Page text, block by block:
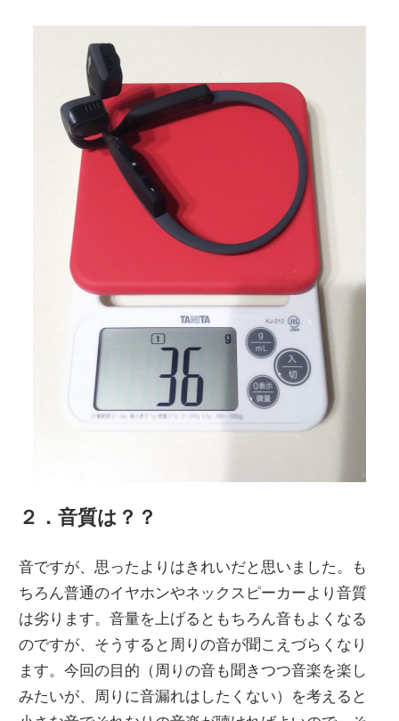
２．音質は？？
音ですが、思ったよりはきれいだと思いました。も
ちろん普通のイヤホンやネックスピーカーより音質
は劣ります。音量を上げるともちろん音もよくなる
のですが、そうすると周りの音が聞こえづらくなり
ます。今回の目的（周りの音も聞きつつ音楽を楽し
みたいが、周りに音漏れはしたくない）を考えると